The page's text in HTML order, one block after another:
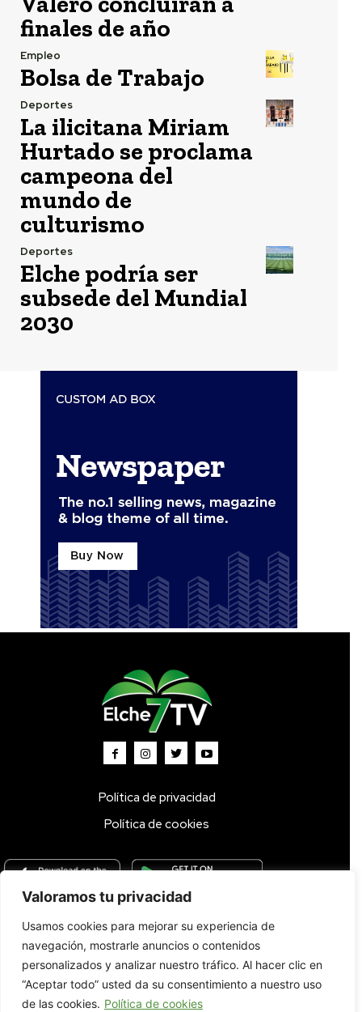
Valoramos tu privacidad
Usamos cookies para mejorar su experiencia de
navegación, mostrarle anuncios o contenidos
personalizados y analizar nuestro tráfico. Al hacer clic en
“Aceptar todo” usted da su consentimiento a nuestro uso
de las cookies. Política de cookies
finales de año
Empleo
Bolsa de Trabajo
Deportes
La ilicitana Miriam
Hurtado se proclama
campeona del
mundo de
culturismo
Deportes
Elche podría ser
subsede del Mundial
2030
Política de privacidad
Política de cookies
TV DIRECTO 🔴 Programas Parrilla
Radio
Bolsa de Trabajo Contacto